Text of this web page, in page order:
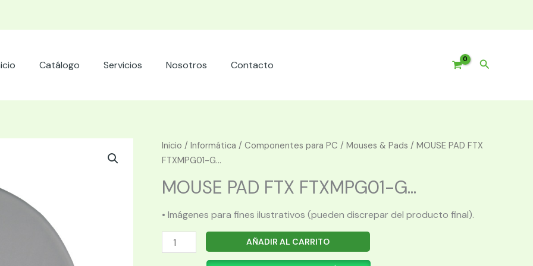
Catálogo Servicios Nosotros Contacto Buscar
Inicio / Informática / Componentes para PC / Mouses & Pads / MOUSE PAD FTX
FTXMPG01-G...
MOUSE PAD FTX FTXMPG01-G...
• Imágenes para fines ilustrativos (pueden discrepar del producto final).
MOUSE
PAD
AÑADIR AL CARRITO